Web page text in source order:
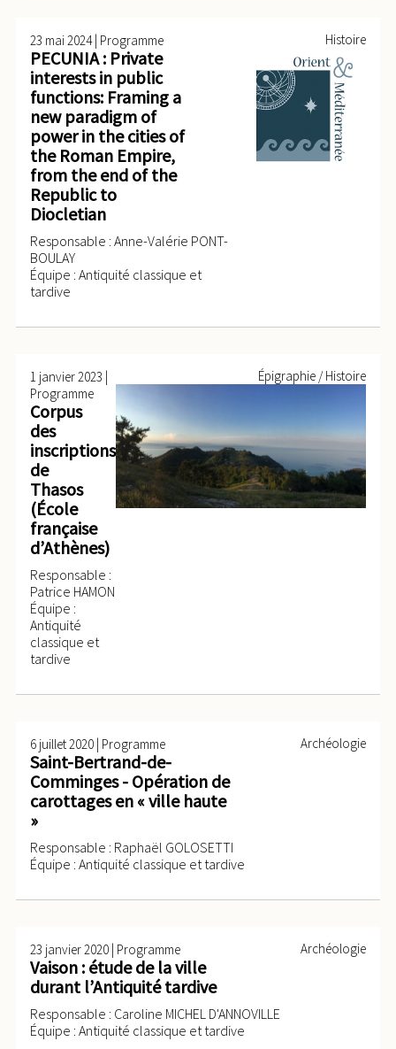
23 mai 2024| Programme
PECUNIA : Private
interests in public
functions: Framing a
new paradigm of
power in the cities of
the Roman Empire,
from the end of the
Republic to
Diocletian
Responsable : Anne-Valérie PONT-
BOULAY
Équipe : Antiquité classique et
tardive
Histoire
1 janvier 2023 |
Programme
Corpus
des
inscriptions
de
Thasos
(École
française
d’Athènes)
Responsable :
Patrice HAMON
Équipe :
Antiquité
classique et
tardive
Épigraphie / Histoire
6 juillet 2020 | Programme
Saint-Bertrand-de-
Comminges - Opération de
carottages en « ville haute
»
Responsable : Raphaël GOLOSETTI
Équipe : Antiquité classique et tardive
Archéologie
23 janvier 2020 | Programme
Vaison : étude de la ville
durant l’Antiquité tardive
Responsable : Caroline MICHEL D'ANNOVILLE
Équipe : Antiquité classique et tardive
Archéologie